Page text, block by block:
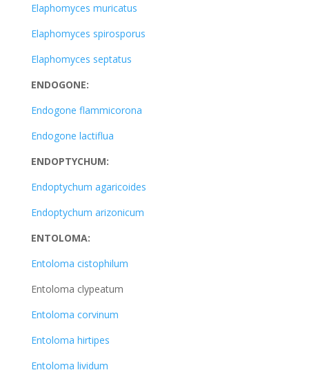
Elaphomyces muricatus
Elaphomyces spirosporus
Elaphomyces septatus
ENDOGONE:
Endogone flammicorona
Endogone lactiflua
ENDOPTYCHUM:
Endoptychum agaricoides
Endoptychum arizonicum
ENTOLOMA:
Entoloma cistophilum
Entoloma clypeatum
Entoloma corvinum
Entoloma hirtipes
Entoloma lividum